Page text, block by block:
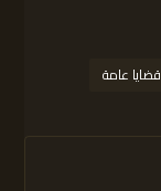
قضايا عامة